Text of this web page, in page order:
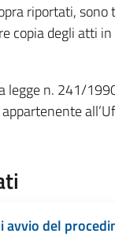
riportati,
copia degli atti
legge n. 241/
avvio del